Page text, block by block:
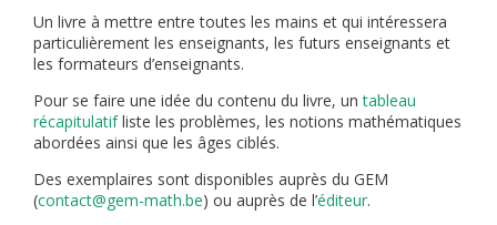
Un livre à mettre entre toutes les mains et qui intéressera
particulièrement les enseignants, les futurs enseignants et
les formateurs d’enseignants.
Pour se faire une idée du contenu du livre, untableau
récapitulatifliste les problèmes, les notions mathématiques
abordées ainsi que les âges ciblés.
Des exemplaires sont disponibles auprès du GEM
(contact@gem-math.be) ou auprès de l’éditeur.